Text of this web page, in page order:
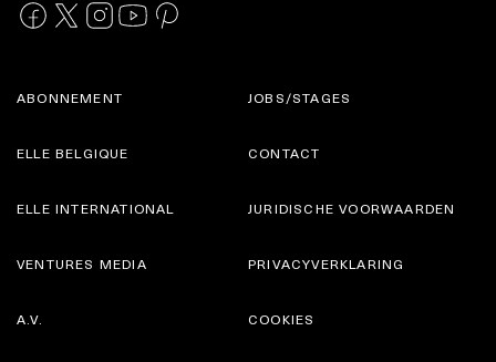
ABONNEMENT
ELLE BELGIQUE
JOBS/STAGES
CONTACT
ELLE INTERNATIONAL
VENTURES MEDIA
JURIDISCHE VOORWAARDEN
PRIVACYVERKLARING
A.V. COOKIES